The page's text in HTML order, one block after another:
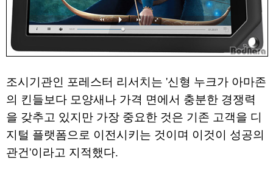
조시기관인 포레스터 리서치는 '신형 누크가 아마존
의 킨들보다 모양새나 가격 면에서 충분한 경쟁력
을 갖추고 있지만 가장 중요한 것은 기존 고객을 디
지털 플랫폼으로 이전시키는 것이며 이것이 성공의
관건'이라고 지적했다.